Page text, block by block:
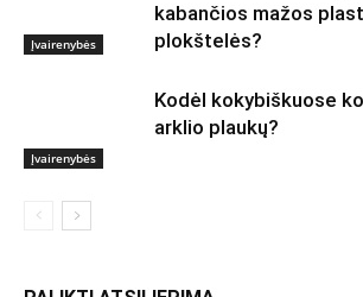
Įvairenybės
kabančios mažos
plokštelės?
Įvairenybės
Kodėl kokybiškuose
arklio plaukų?